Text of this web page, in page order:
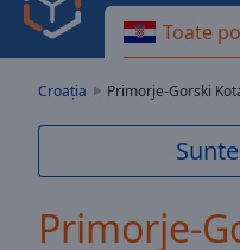
Backward
Skip
Current
Duration
Loaded :
Toate
Croaţia Primorje-Gorski
Primorje-